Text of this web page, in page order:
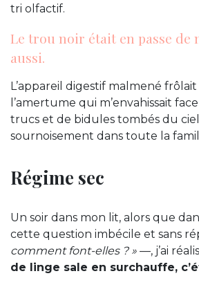
tri olfactif.
Le trou noir était en passe de
aussi.
L’appareil digestif malmené
l’amertume qui m’envahissait
trucs et de bidules tombés du
sournoisement dans toute la
Régime sec
Un soir dans mon lit, alors que
cette question imbécile et sans
comment font-elles ? » —, j’ai
de linge sale en surchauffe,